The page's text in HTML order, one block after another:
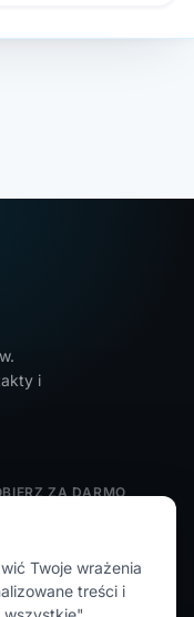
i
ZA DARMO
Twoje wrażenia
treści i